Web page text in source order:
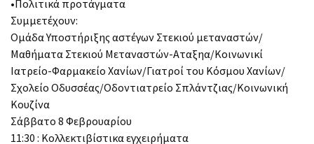
•Πολιτικά προτάγματα
Συμμετέχουν:
Ομάδα Υποστήριξης αστέγων Στεκιού μεταναστών/
Μαθήματα Στεκιού Μεταναστών-Αταξηα/Κοινωνικί
Ιατρείο-Φαρμακείο Χανίων/Γιατροί του Κόσμου Χανίων/
Σχολείο Οδυσσέας/Οδοντιατρείο Σπλάντζιας/Κοινωνική
Κουζίνα
Σάββατο 8 Φεβρουαρίου
11:30 : Κολλεκτιβίστικα εγχειρήματα